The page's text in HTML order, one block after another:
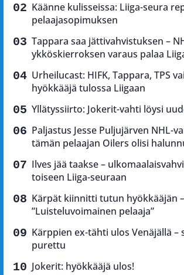
Käänne kulisseissa: Liiga-seura
pelaajasopimuksen
Tappara saa jättivahvistuksen –
ykköskierroksen varaus palaa
Urheilucast: HIFK, Tappara, TPS
hyökkääjä tulossa Liigaan
Yllätyssiirto: Jokerit-vahti löysi
Paljastus Jesse Puljujärven NHL-
tämän pelaajan Oilers olisi
Ilves jää taakse –
toiseen Liiga-seuraan
Kärpät kiinnitti tutun hyökkääjän –
”Luisteluvoimainen pelaaja”
Kärppien ex-tähti ulos Venäjällä –
purettu
Jokerit: hyökkääjä ulos!